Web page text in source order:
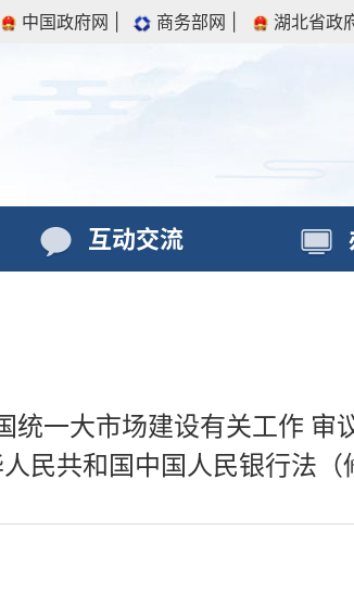
中国政府网 商务部网 湖北省政
互动交流
一大市场建设有关工作 审
民共和国中国人民银行法（